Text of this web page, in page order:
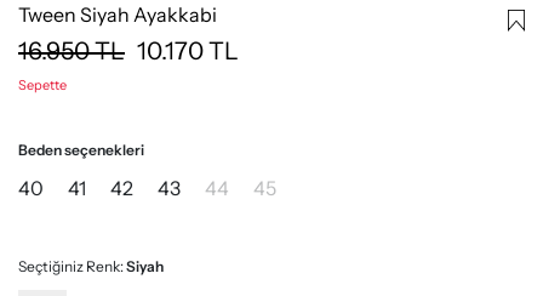
Tween Siyah Ayakkabi
16.950TL 10.170TL
Sepette
Beden seçenekleri
40 41 42 43 44 45
Seçtiğiniz Renk:Siyah